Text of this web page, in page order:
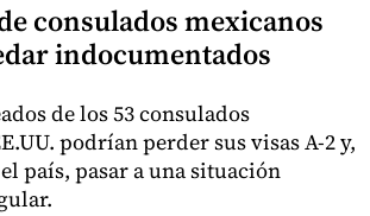
consulados mexicanos
indocumentados
de los 53 consulados
podrían perder sus visas A-2 y,
país, pasar a una situación